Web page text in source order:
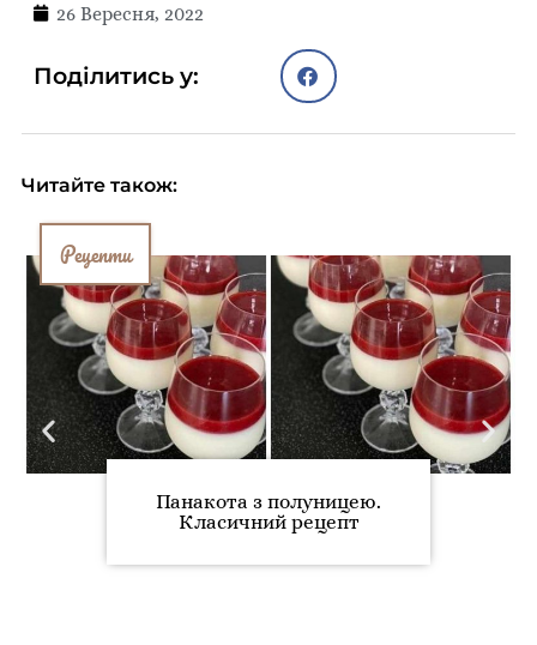
26 Вересня, 2022
Поділитись у:
Читайте також:
Рецепти
Панакота з полуницею.
Класичний рецепт